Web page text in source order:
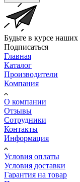
Будьте в курсе
Подписаться
Главная
Каталог
Производители
Компания
О компании
Отзывы
Сотрудники
Контакты
Информация
Условия оплаты
Условия доставки
Гарантия на товар